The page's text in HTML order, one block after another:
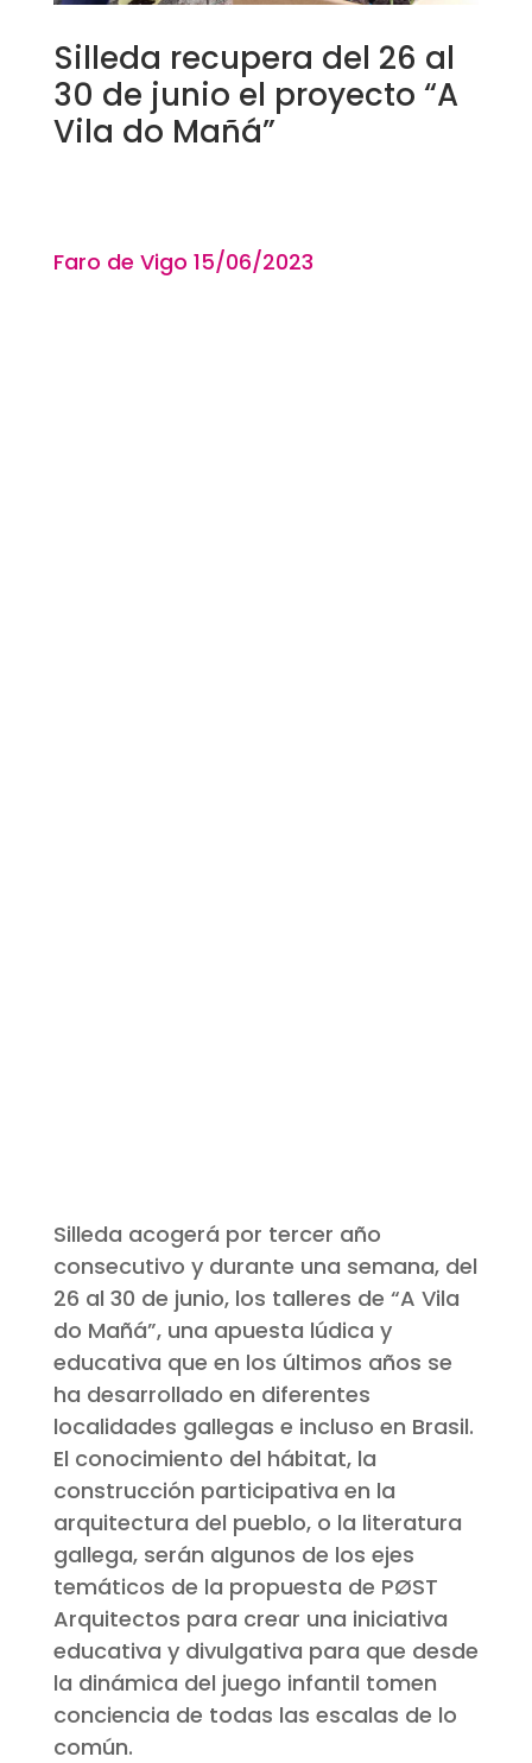
Silleda recupera del 26 al
30 de junio el proyecto “A
Vila do Mañá”
Faro de Vigo 15/06/2023
Silleda acogerá por tercer año
consecutivo y durante una semana, del
26 al 30 de junio, los talleres de “A Vila
do Mañá”, una apuesta lúdica y
educativa que en los últimos años se
ha desarrollado en diferentes
localidades gallegas e incluso en Brasil.
El conocimiento del hábitat, la
construcción participativa en la
arquitectura del pueblo, o la literatura
gallega, serán algunos de los ejes
temáticos de la propuesta de PØST
Arquitectos para crear una iniciativa
educativa y divulgativa para que desde
la dinámica del juego infantil tomen
conciencia de todas las escalas de lo
común.